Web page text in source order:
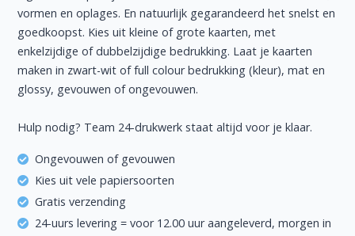
vormen en oplages. En natuurlijk gegarandeerd het snelst en
goedkoopst. Kies uit kleine of grote kaarten, met
enkelzijdige of dubbelzijdige bedrukking. Laat je kaarten
maken in zwart-wit of full colour bedrukking (kleur), mat en
glossy, gevouwen of ongevouwen.
Hulp nodig? Team 24-drukwerk staat altijd voor je klaar.
Ongevouwen of gevouwen
Kies uit vele papiersoorten
Gratis verzending
24-uurs levering = voor 12.00 uur aangeleverd, morgen in